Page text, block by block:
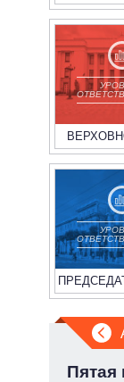
Пятая